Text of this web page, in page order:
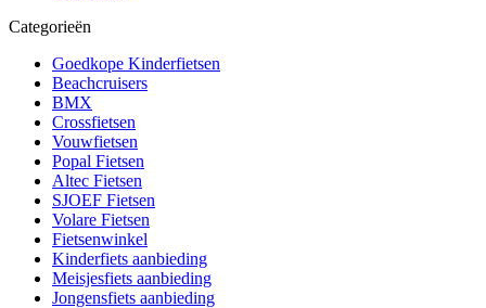
Categorieën
Goedkope Kinderfietsen
Beachcruisers
BMX
Crossfietsen
Vouwfietsen
Popal Fietsen
Altec Fietsen
SJOEF Fietsen
Volare Fietsen
Fietsenwinkel
Kinderfiets aanbieding
Meisjesfiets aanbieding
Jongensfiets aanbieding